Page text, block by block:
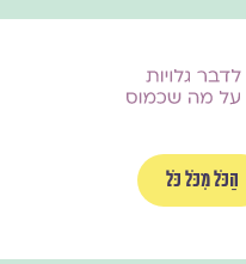
הַכֹּל מִכֹּל כֹּל